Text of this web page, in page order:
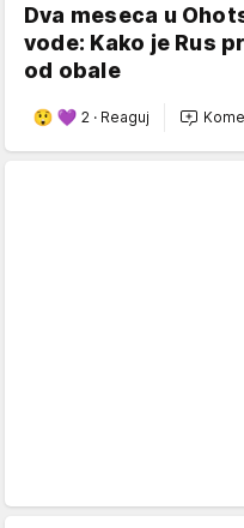
Dva meseca u
vode: Kako je Rus
od obale
2 · Reaguj